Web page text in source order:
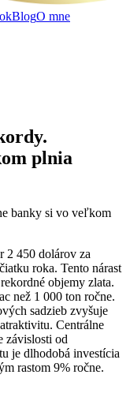
BlogO mne
plnia
2 450 dolárov za
roka. Tento nárast
objemy zlata.
než 1 000 ton ročne.
sadzieb zvyšuje
Centrálne
závislosti od
je dlhodobá investícia
rastom 9% ročne.